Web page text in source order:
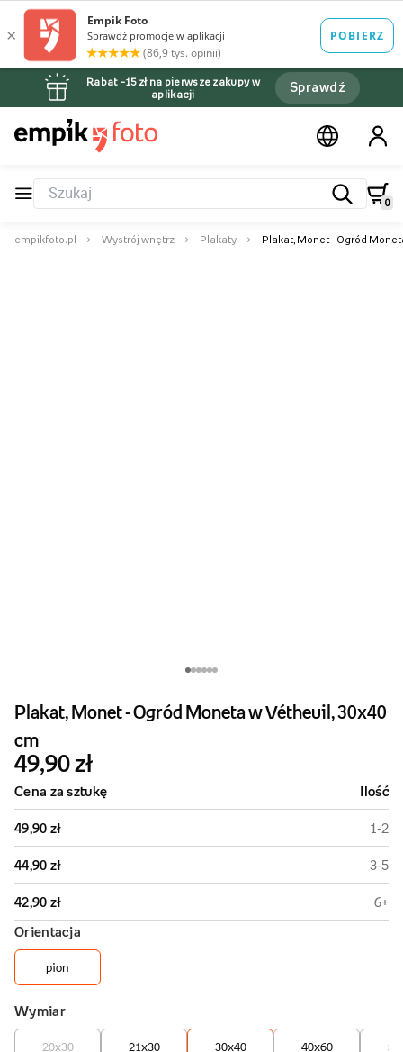
Rabat –15 zł na pierwsze zakupy w
aplikacji
Sprawdź
0
empikfoto.pl Wystrój wnętrz Plakaty Plakat, Monet - Ogród